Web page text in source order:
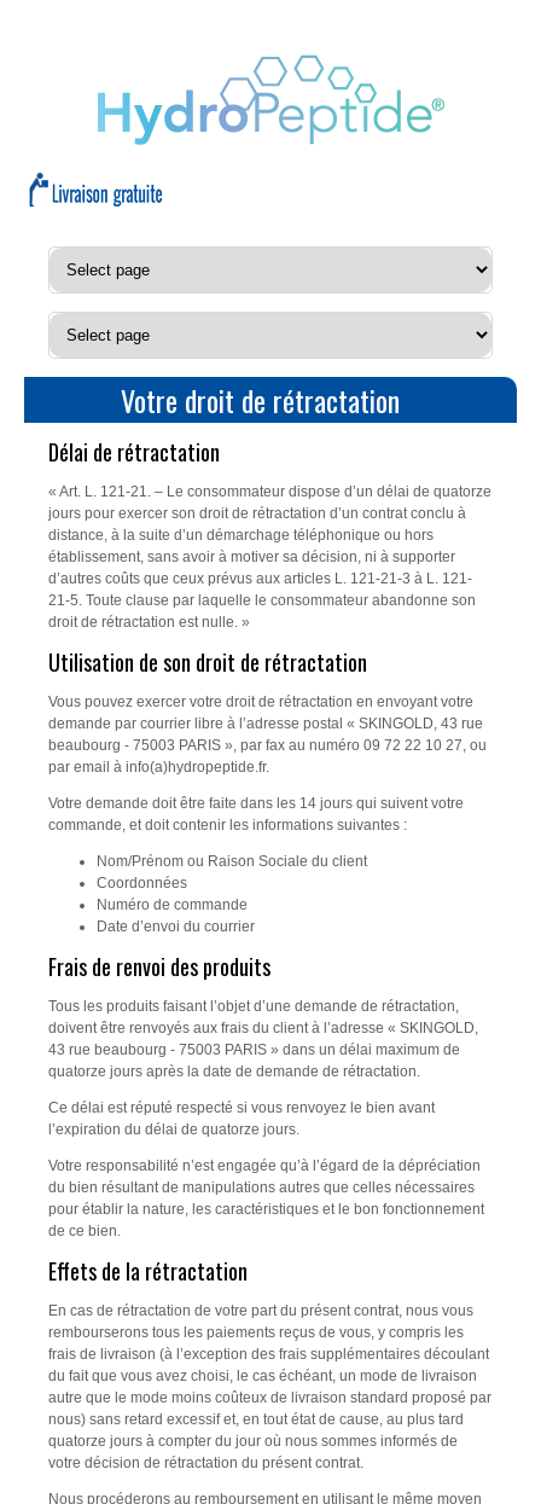
Votre droit de rétractation
Délai de rétractation
« Art. L. 121-21. – Le consommateur dispose d’un délai de quatorze
jours pour exercer son droit de rétractation d’un contrat conclu à
distance, à la suite d’un démarchage téléphonique ou hors
établissement, sans avoir à motiver sa décision, ni à supporter
d’autres coûts que ceux prévus aux articles L. 121-21-3 à L. 121-
21-5. Toute clause par laquelle le consommateur abandonne son
droit de rétractation est nulle. »
Utilisation de son droit de rétractation
Vous pouvez exercer votre droit de rétractation en envoyant votre
demande par courrier libre à l’adresse postal « SKINGOLD, 43 rue
beaubourg - 75003 PARIS », par fax au numéro 09 72 22 10 27, ou
par email à info(a)hydropeptide.fr.
Votre demande doit être faite dans les 14 jours qui suivent votre
commande, et doit contenir les informations suivantes :
Nom/Prénom ou Raison Sociale du client
Coordonnées
Numéro de commande
Date d’envoi du courrier
Frais de renvoi des produits
Tous les produits faisant l’objet d’une demande de rétractation,
doivent être renvoyés aux frais du client à l’adresse « SKINGOLD,
43 rue beaubourg - 75003 PARIS » dans un délai maximum de
quatorze jours après la date de demande de rétractation.
Ce délai est réputé respecté si vous renvoyez le bien avant
l’expiration du délai de quatorze jours.
Votre responsabilité n’est engagée qu’à l’égard de la dépréciation
du bien résultant de manipulations autres que celles nécessaires
pour établir la nature, les caractéristiques et le bon fonctionnement
de ce bien.
Effets de la rétractation
En cas de rétractation de votre part du présent contrat, nous vous
rembourserons tous les paiements reçus de vous, y compris les
frais de livraison (à l’exception des frais supplémentaires découlant
du fait que vous avez choisi, le cas échéant, un mode de livraison
autre que le mode moins coûteux de livraison standard proposé par
nous) sans retard excessif et, en tout état de cause, au plus tard
quatorze jours à compter du jour où nous sommes informés de
votre décision de rétractation du présent contrat.
Nous procéderons au remboursement en utilisant le même moyen